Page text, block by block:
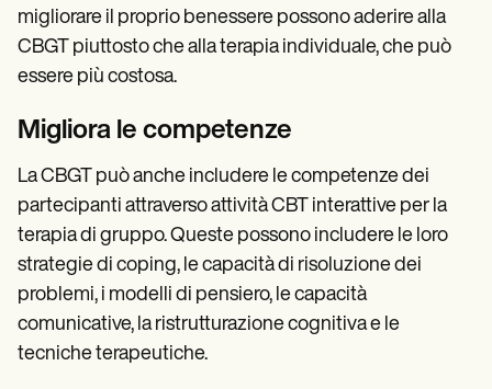
migliorare il proprio benessere possono aderire alla
CBGT piuttosto che alla terapia individuale, che può
essere più costosa.
Migliora le competenze
La CBGT può anche includere le competenze dei
partecipanti attraverso attività CBT interattive per la
terapia di gruppo. Queste possono includere le loro
strategie di coping, le capacità di risoluzione dei
problemi, i modelli di pensiero, le capacità
comunicative, la ristrutturazione cognitiva e le
tecniche terapeutiche.